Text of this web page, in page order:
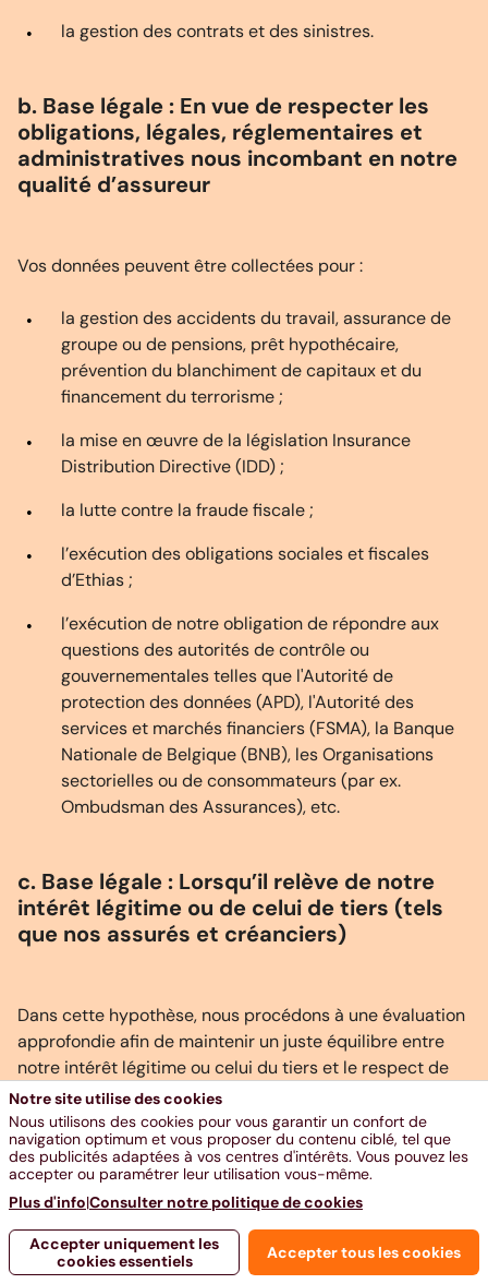
la gestion des contrats et des sinistres.
b. Base légale : En vue de respecter les
obligations, légales, réglementaires et
administratives nous incombant en notre
qualité d’assureur
Vos données peuvent être collectées pour :
la gestion des accidents du travail, assurance de
groupe ou de pensions, prêt hypothécaire,
prévention du blanchiment de capitaux et du
financement du terrorisme ;
la mise en œuvre de la législation Insurance
Distribution Directive (IDD) ;
la lutte contre la fraude fiscale ;
l’exécution des obligations sociales et fiscales
d’Ethias ;
l’exécution de notre obligation de répondre aux
questions des autorités de contrôle ou
gouvernementales telles que l'Autorité de
protection des données (APD), l'Autorité des
services et marchés financiers (FSMA), la Banque
Nationale de Belgique (BNB), les Organisations
sectorielles ou de consommateurs (par ex.
Ombudsman des Assurances), etc.
c. Base légale : Lorsqu’il relève de notre
intérêt légitime ou de celui de tiers (tels
que nos assurés et créanciers)
Dans cette hypothèse, nous procédons à une évaluation
approfondie afin de maintenir un juste équilibre entre
notre intérêt légitime ou celui du tiers et le respect de
votre vie privée.
Vos données peuvent être collectées pour
:
la détection et la prévention des abus et fraudes et
Notre site utilise des cookies
Nous utilisons des cookies pour vous garantir un confort de
navigation optimum et vous proposer du contenu ciblé, tel que
des publicités adaptées à vos centres d'intérêts. Vous pouvez les
accepter ou paramétrer leur utilisation vous-même.
Accepter tous les cookies
Accepter uniquement les
cookies essentiels
Plus d'info|Consulter notre politique de cookies